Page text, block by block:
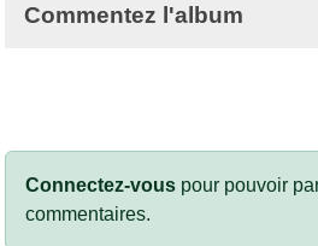
Commentez l'album
Connectez-vous pour pouvoir
commentaires.